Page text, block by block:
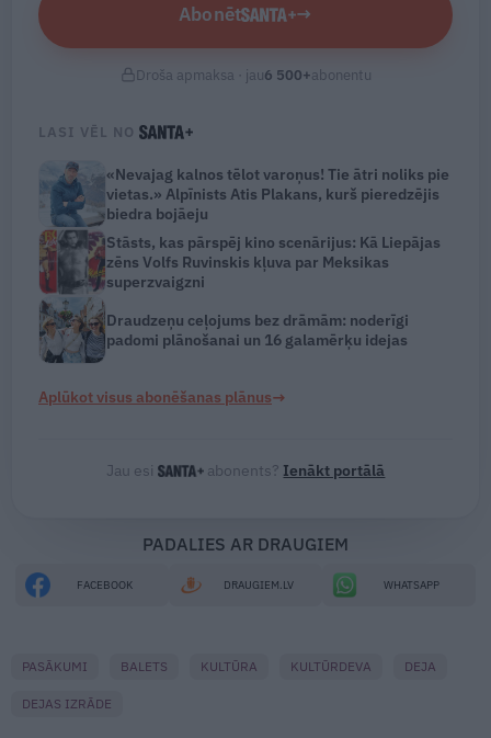
Abonēt →
Droša apmaksa · jau6 500+abonentu
LASI VĒL NO
«Nevajag kalnos tēlot varoņus! Tie ātri noliks pie
vietas.» Alpīnists Atis Plakans, kurš pieredzējis
biedra bojāeju
Stāsts, kas pārspēj kino scenārijus: Kā Liepājas
zēns Volfs Ruvinskis kļuva par Meksikas
superzvaigzni
Draudzeņu ceļojums bez drāmām: noderīgi
padomi plānošanai un 16 galamērķu idejas
Aplūkot visus abonēšanas plānus→
Jau esi abonents? Ienākt portālā
PADALIES AR DRAUGIEM
FACEBOOK DRAUGIEM.LV WHATSAPP
PASĀKUMI BALETS KULTŪRA KULTŪRDEVA DEJA
DEJAS IZRĀDE